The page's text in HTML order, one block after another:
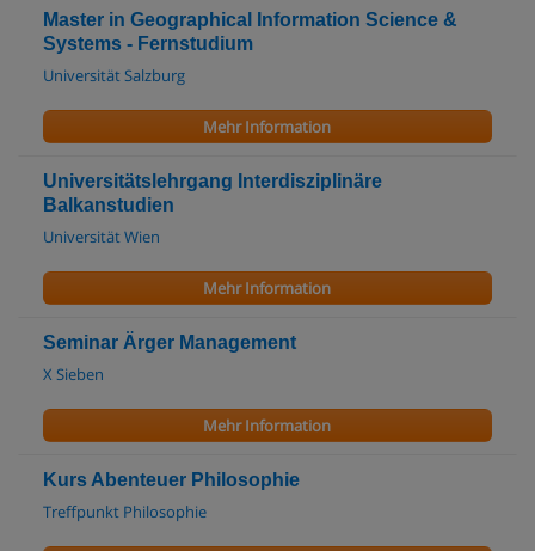
Master in Geographical Information Science &
Systems - Fernstudium
Universität Salzburg
Mehr Information
Universitätslehrgang Interdisziplinäre
Balkanstudien
Universität Wien
Mehr Information
Seminar Ärger Management
X Sieben
Mehr Information
Kurs Abenteuer Philosophie
Treffpunkt Philosophie